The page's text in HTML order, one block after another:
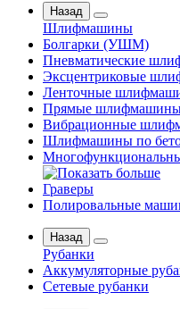
Назад
Шлифмашины
Бoлгаpки (УШM)
Пневматические
Эксцентриковые
Ленточные
Прямые
Вибрационные
Шлифмашины по
Граверы
Полировальные
Назад
Рубанки
Аккумуляторные
Сетевые рубанки